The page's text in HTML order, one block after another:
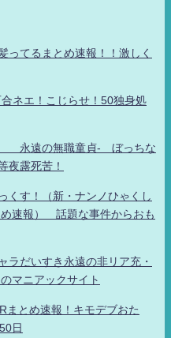
ってるまとめ速報！！激しく
ネエ！こじらせ！50独身処
永遠の無職童貞- ぼっちな
夜露死苦！
くす！（新・ナンノひゃくし
速報） 話題な事件からおも
ラだいすき永遠の非リア充・
マニアックサイト
まとめ速報！キモデブおた
日